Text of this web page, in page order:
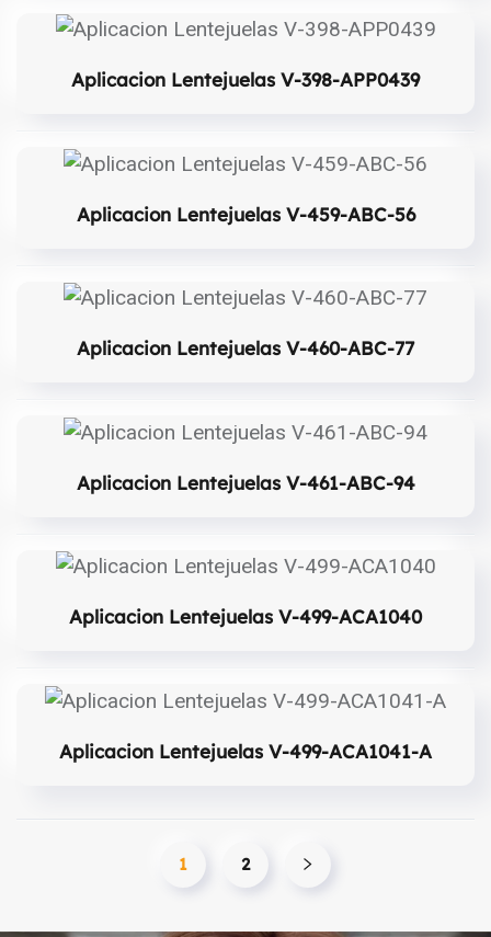
Aplicacion Lentejuelas V-398-APP0439
Aplicacion Lentejuelas V-459-ABC-56
Aplicacion Lentejuelas V-460-ABC-77
Aplicacion Lentejuelas V-461-ABC-94
Aplicacion Lentejuelas V-499-ACA1040
Aplicacion Lentejuelas V-499-ACA1041-A
1 2